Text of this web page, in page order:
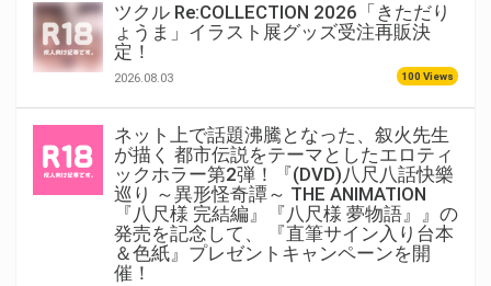
ツクル Re:COLLECTION 2026「きただり
ょうま」イラスト展グッズ受注再販決
定！
2026.08.03 100 Views
ネット上で話題沸騰となった、叙火先生
が描く 都市伝説をテーマとしたエロティ
ックホラー第2弾！『(DVD)八尺八話快樂
巡り ～異形怪奇譚～ THE ANIMATION
『八尺様 完結編』『八尺様 夢物語』』の
発売を記念して、 『直筆サイン入り台本
＆色紙』プレゼントキャンペーンを開
催！